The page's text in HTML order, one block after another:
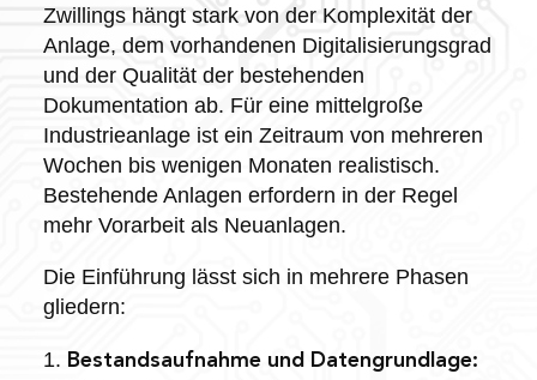
Zwillings hängt stark von der Komplexität der
Anlage, dem vorhandenen Digitalisierungsgrad
und der Qualität der bestehenden
Dokumentation ab. Für eine mittelgroße
Industrieanlage ist ein Zeitraum von mehreren
Wochen bis wenigen Monaten realistisch.
Bestehende Anlagen erfordern in der Regel
mehr Vorarbeit als Neuanlagen.
Die Einführung lässt sich in mehrere Phasen
gliedern:
Bestandsaufnahme und Datengrundlage: